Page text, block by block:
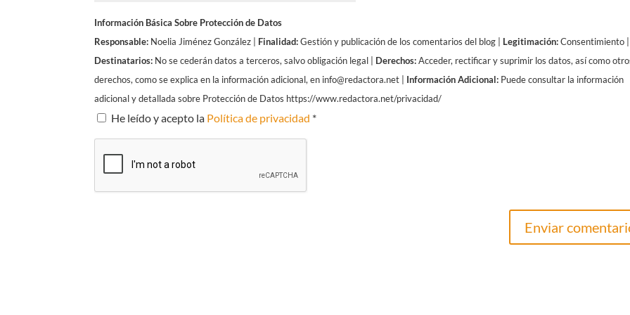
Información Básica Sobre Protección de Datos
Responsable: Noelia Jiménez González | Finalidad:Gestión y publicación de los comentarios del blog | Legitimación:Consentimiento |
Destinatarios: No se cederán datos a terceros, salvo obligación legal | Derechos:Acceder, rectificar y suprimir los datos, así como
derechos, como se explica en la información adicional, en info@redactora.net | Información Adicional: Puede consultar la información
adicional y detallada sobre Protección de Datos https://www.redactora.net/privacidad/
He leído y acepto la Política de privacidad *